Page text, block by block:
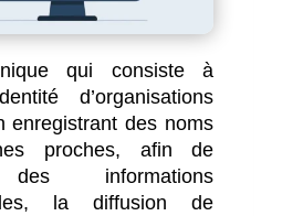
qui consiste à
d’organisations
enregistrant des noms
proches, afin de
informations
la diffusion de